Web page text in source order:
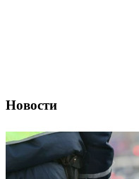
Новости